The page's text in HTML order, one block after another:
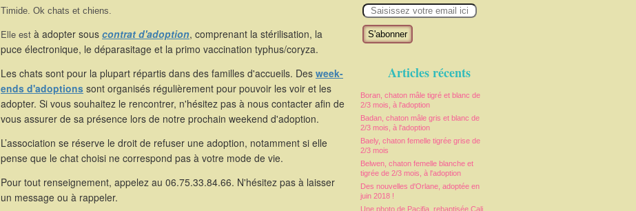
m
Articles récents
Boran, chaton mâle tigré et blanc de
2/3 mois, à l'adoption
Badan, chaton mâle gris et blanc de
2/3 mois, à l'adoption
Baely, chaton femelle tigrée grise de
2/3 mois
Belwen, chaton femelle blanche et
tigrée de 2/3 mois, à l'adoption
Des nouvelles d'Orlane, adoptée en
juin 2018 !
Une photo de Pacifia, rebaptisée Cali,
Timide. Ok chats et chiens.
Elle est à adopter sous contrat d'adoption, comprenant la stérilisation, la
puce électronique, le déparasitage et la primo vaccination typhus/coryza.
Les chats sont pour la plupart répartis dans des familles d'accueils. Des week-
ends d'adoptions sont organisés régulièrement pour pouvoir les voir et les
adopter. Si vous souhaitez le rencontrer, n'hésitez pas à nous contacter afin de
vous assurer de sa présence lors de notre prochain weekend d'adoption.
L’association se réserve le droit de refuser une adoption, notamment si elle
pense que le chat choisi ne correspond pas à votre mode de vie.
Pour tout renseignement, appelez au 06.75.33.84.66. N'hésitez pas à laisser
un message ou à rappeler.